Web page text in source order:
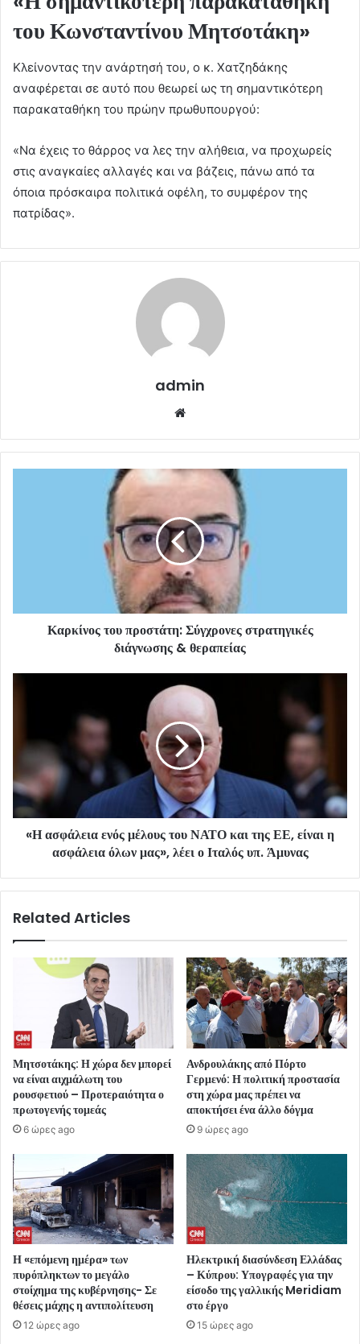
του Κωνσταντίνου Μητσοτάκη»
Κλείνοντας την ανάρτησή του, ο κ. Χατζηδάκης
αναφέρεται σε αυτό που θεωρεί ως τη σημαντικότερη
παρακαταθήκη του πρώην πρωθυπουργού:
«Να έχεις το θάρρος να λες την αλήθεια, να προχωρείς
στις αναγκαίες αλλαγές και να βάζεις, πάνω από τα
όποια πρόσκαιρα πολιτικά οφέλη, το συμφέρον της
πατρίδας».
admin
Καρκίνος του προστάτη: Σύγχρονες στρατηγικές
διάγνωσης & θεραπείας
«Η ασφάλεια ενός μέλους του ΝΑΤΟ και της ΕΕ, είναι η
ασφάλεια όλων μας», λέει ο Ιταλός υπ. Άμυνας
Related Articles
Μητσοτάκης: Η χώρα δεν μπορεί
να είναι αιχμάλωτη του
ρουσφετιού – Προτεραιότητα ο
πρωτογενής τομεάς
6 ώρες ago
Ανδρουλάκης από Πόρτο
Γερμενό: Η πολιτική προστασία
στη χώρα μας πρέπει να
αποκτήσει ένα άλλο δόγμα
9 ώρες ago
Η «επόμενη ημέρα» των
πυρόπληκτων το μεγάλο
στοίχημα της κυβέρνησης- Σε
θέσεις μάχης η αντιπολίτευση
12 ώρες ago
Ηλεκτρική διασύνδεση Ελλάδας
– Κύπρου: Υπογραφές για την
είσοδο της γαλλικής Meridiam
στο έργο
15 ώρες ago